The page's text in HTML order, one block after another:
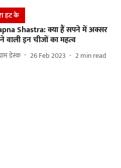
हट के
Shastra: क्या हैं सपने में अक्सर
वाली इन चीजों का महत्व
डेस्क 26 Feb 2023 2min read